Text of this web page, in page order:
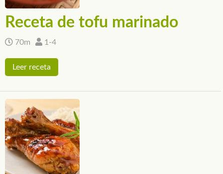
Receta de tofu marinado
70m 1-4
Leer receta